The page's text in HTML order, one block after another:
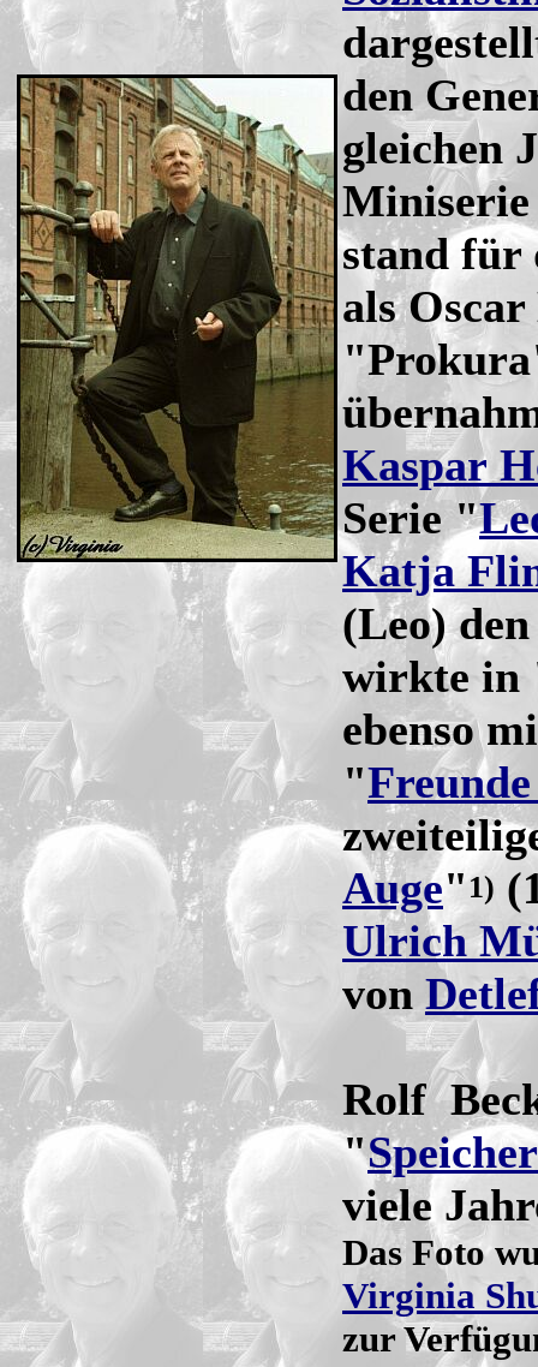
den
gleichen
stand
als
Kaspar
Serie "
Katja
(Leo)
wirkte in
ebenso
"
Auge"1)
Ulrich
von
Rolf
"
viele
Das Foto
Virginia
zur